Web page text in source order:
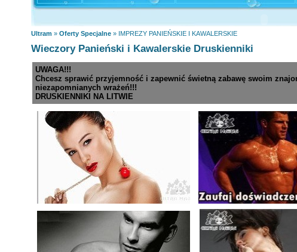
Ultram » Oferty Specjalne » IMPREZY PANIEŃSKIE I KAWALERSKIE
Wieczory Panieński i Kawalerskie Druskienniki
UWAGA!!!
Chcesz sprawić przyjemność i zapewnić świetną zabawę swoim
niezapomnianych wrażeń!!!
DRUSKIENNIKI NA LITWIE